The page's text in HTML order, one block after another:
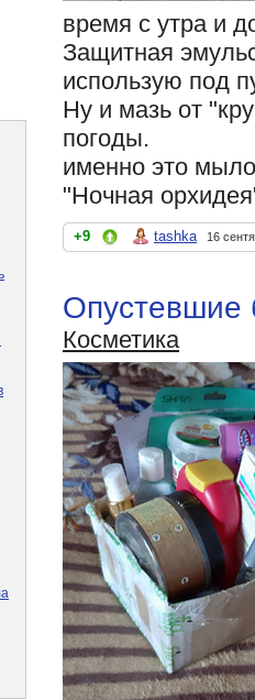
время с утра и
Защитная
использую под
Ну и мазь от
погоды.
именно это
"Ночная
+9 tashka 16
Косметика